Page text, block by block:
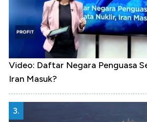
Video: Daftar Negara Penguasa
Iran Masuk?
3.